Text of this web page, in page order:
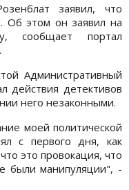
заявил, что
Об этом он заявил на
сообщает портал
Административный
действия детективов
него незаконными.
моей политической
с первого дня, как
это провокация, что
были манипуляции", -